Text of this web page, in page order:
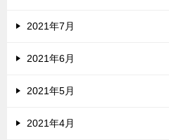
2021年7月
2021年6月
2021年5月
2021年4月